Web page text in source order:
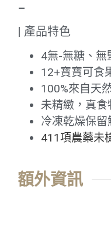
–
| 產品特色
4無-無糖、無
12+寶寶可食
100%來自天
未精緻，真食
冷凍乾燥保留
411項農藥未
額外資訊